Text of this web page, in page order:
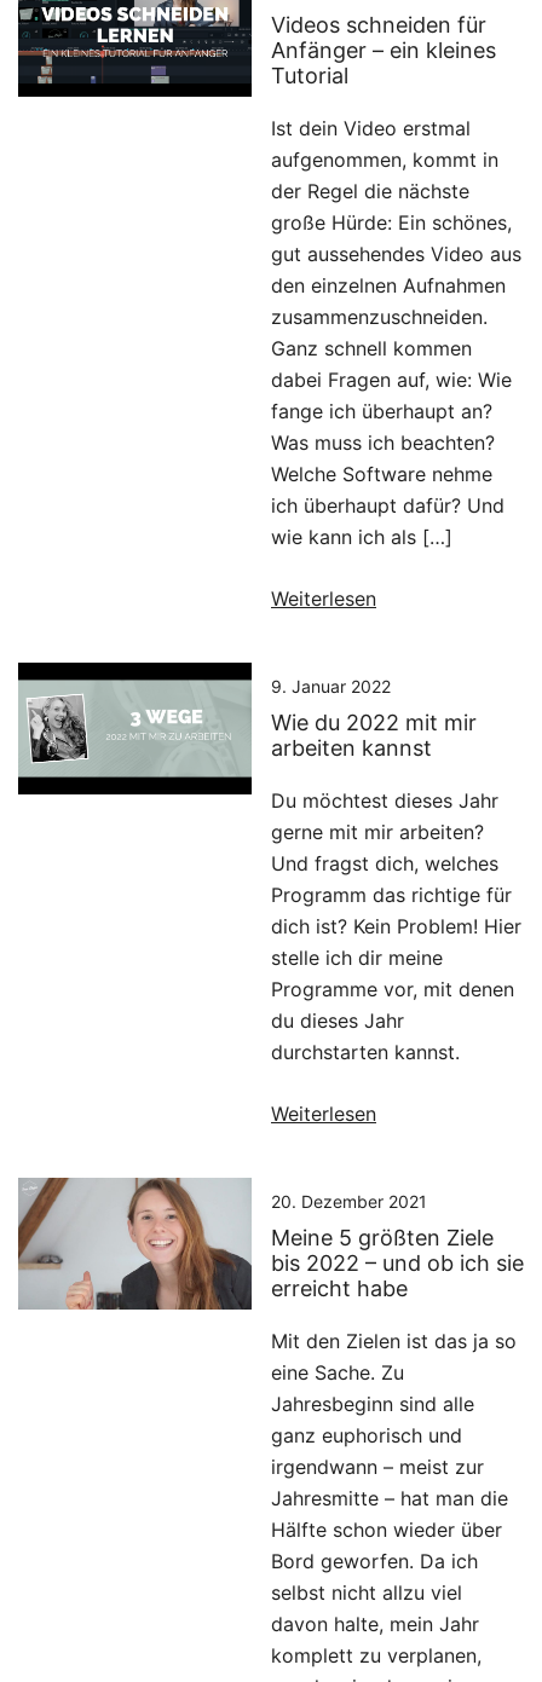
Videos schneiden für
Anfänger – ein kleines
Tutorial
Ist dein Video erstmal
aufgenommen, kommt in
der Regel die nächste
große Hürde: Ein schönes,
gut aussehendes Video aus
den einzelnen Aufnahmen
zusammenzuschneiden.
Ganz schnell kommen
dabei Fragen auf, wie: Wie
fange ich überhaupt an?
Was muss ich beachten?
Welche Software nehme
ich überhaupt dafür? Und
wie kann ich als […]
Weiterlesen
9. Januar 2022
Wie du 2022 mit mir
arbeiten kannst
Du möchtest dieses Jahr
gerne mit mir arbeiten?
Und fragst dich, welches
Programm das richtige für
dich ist? Kein Problem! Hier
stelle ich dir meine
Programme vor, mit denen
du dieses Jahr
durchstarten kannst.
Weiterlesen
20. Dezember 2021
Meine 5 größten Ziele
bis 2022 – und ob ich sie
erreicht habe
Mit den Zielen ist das ja so
eine Sache. Zu
Jahresbeginn sind alle
ganz euphorisch und
irgendwann – meist zur
Jahresmitte – hat man die
Hälfte schon wieder über
Bord geworfen. Da ich
selbst nicht allzu viel
davon halte, mein Jahr
komplett zu verplanen,